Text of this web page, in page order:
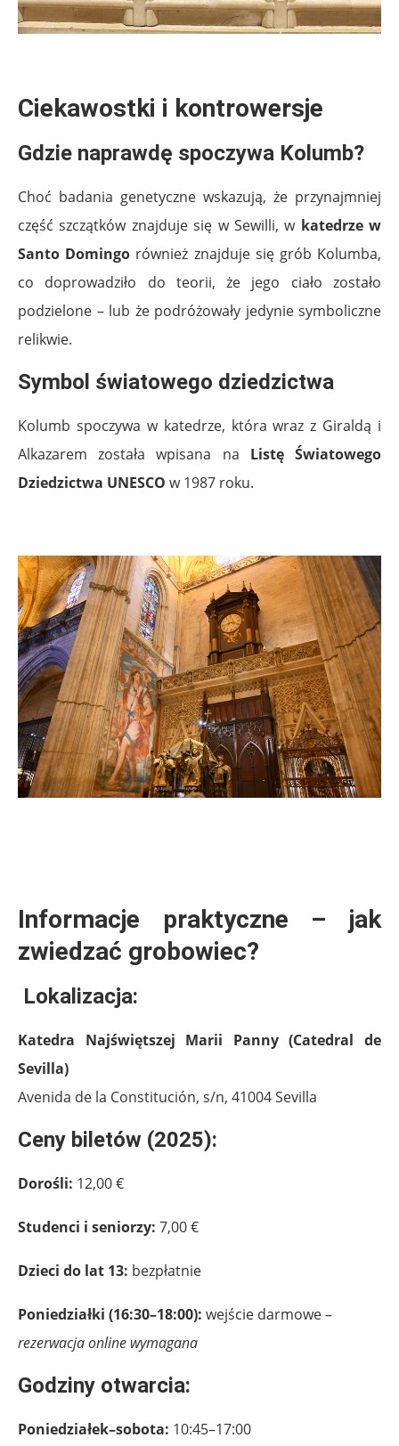
Ciekawostki i kontrowersje
Gdzie naprawdę spoczywa Kolumb?
Choć badania genetyczne wskazują, że przynajmniej
część szczątków znajduje się w Sewilli, w katedrze w
Santo Domingo również znajduje się grób Kolumba,
co doprowadziło do teorii, że jego ciało zostało
podzielone – lub że podróżowały jedynie symboliczne
relikwie.
Symbol światowego dziedzictwa
Kolumb spoczywa w katedrze, która wraz z Giraldą i
Alkazarem została wpisana na Listę Światowego
Dziedzictwa UNESCO w 1987 roku.
Informacje praktyczne – jak
zwiedzać grobowiec?
Lokalizacja:
Katedra Najświętszej Marii Panny (Catedral de
Sevilla)
Avenida de la Constitución, s/n, 41004 Sevilla
Ceny biletów (2025):
Dorośli: 12,00 €
Studenci i seniorzy: 7,00 €
Dzieci do lat 13: bezpłatnie
Poniedziałki (16:30–18:00): wejście darmowe –
rezerwacja online wymagana
Godziny otwarcia:
Poniedziałek–sobota: 10:45–17:00